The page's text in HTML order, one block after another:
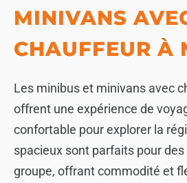
MINIVANS
CHAUFFEUR À
Les minibus et minivans avec
offrent une expérience de
confortable pour explorer la
spacieux sont parfaits pour
groupe, offrant commodité et